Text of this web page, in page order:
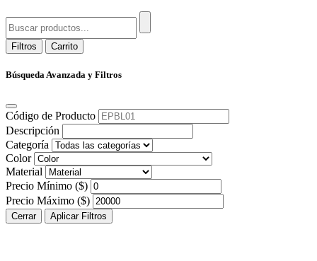
Filtros Carrito
Búsqueda Avanzada y Filtros
Código de Producto
Descripción
Categoría
Color
Material
Precio Mínimo ($)
Precio Máximo ($)
Cerrar Aplicar Filtros